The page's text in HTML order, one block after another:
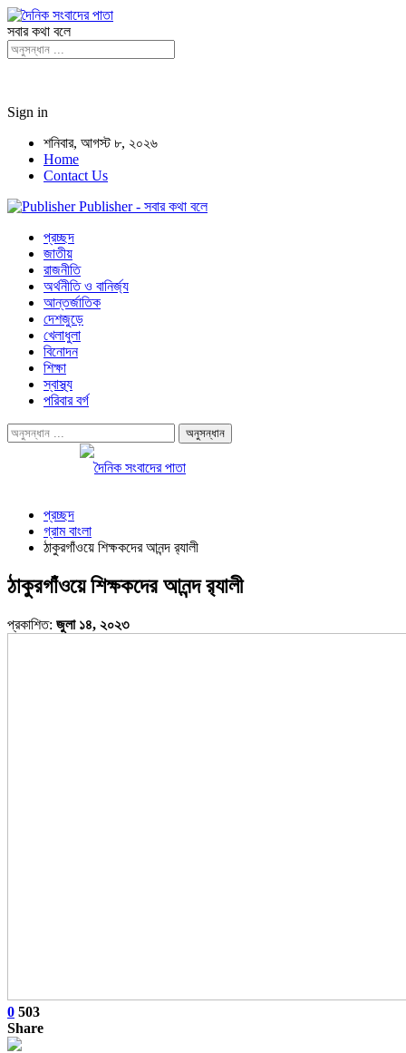
সবার কথা বলে
Sign in
শনিবার, আগস্ট ৮, ২০২৬
Home
Contact Us
Publisher - সবার কথা বলে
প্রচ্ছদ
জাতীয়
রাজনীতি
অর্থনীতি ও বানির্জ্য
আন্তর্জাতিক
দেশজুড়ে
খেলাধুলা
বিনোদন
শিক্ষা
স্বাস্থ্য
পরিবার বর্গ
প্রচ্ছদ
গ্রাম বাংলা
ঠাকুরগাঁওয়ে শিক্ষকদের আনন্দ র‍্যালী
ঠাকুরগাঁওয়ে শিক্ষকদের আনন্দ র‍্যালী
প্রকাশিত: জুলা ১৪, ২০২৩
0 503
Share